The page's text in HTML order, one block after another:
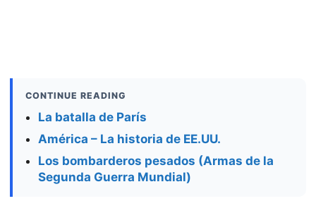
CONTINUE READING
La batalla de París
América – La historia de EE.UU.
Los bombarderos pesados (Armas de la
Segunda Guerra Mundial)